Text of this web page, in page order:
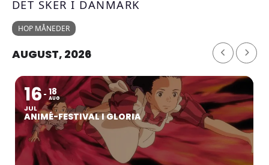
DET SKER I DANMARK
HOP MÅNEDER
AUGUST, 2026
16
JUL
18
AUG
ANIMÉ-FESTIVAL I GLORIA